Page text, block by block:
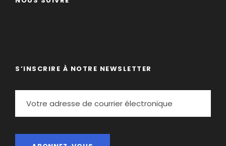
S’INSCRIRE À NOTRE NEWSLETTER